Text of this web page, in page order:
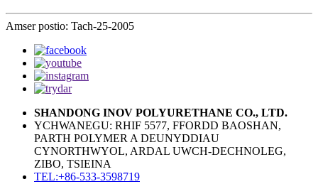
Amser postio: Tach-25-2005
SHANDONG INOV POLYURETHANE CO., LTD.
YCHWANEGU: RHIF 5577, FFORDD BAOSHAN,
PARTH POLYMER A DEUNYDDIAU
CYNORTHWYOL, ARDAL UWCH-DECHNOLEG,
ZIBO, TSIEINA
TEL:+86-533-3598719